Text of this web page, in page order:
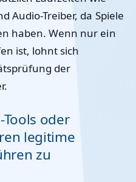
Audio-Treiber, da Spiele
haben. Wenn nur ein
ist, lohnt sich
der
oder
legitime
zu